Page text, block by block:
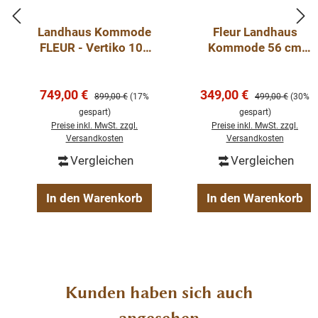
Handgefertigt in Europa
Jedes Detail dieses Produkts wurde mit großer Sorgfalt
geliefert und zeichnet sich durch eine äußerst solide
Konstruktion aus, die eine lange Nutzungsdauer
garantiert.
Zeitlose Ornamente für klassischen Stil
Die spezifischen Ornamente, die dieses Vertiko zieren,
Abmessungen: Höhe 160 cm, Breite 101 cm, Tiefe 49
Landhaus Kommode
FLEUR - Vertiko 100
Verkaufspreis:
749,00 € Regulärer Preis:
899,00 € (17%
gespart)
Preise inkl. MwSt. zzgl.
Versandkosten
Vergleichen
In den Warenkorb
Fleur Landhaus
Kommode 56 cm
Verkaufspreis:
349,00 € Regulärer Preis:
499,00 € (30%
gespart)
Preise inkl. MwSt. zzgl.
Versandkosten
Vergleichen
In den Warenkorb
Produktgalerie überspringen
Kunden haben sich auch